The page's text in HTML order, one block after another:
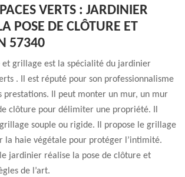
VERTS : JARDINIER
POSE DE CLÔTURE ET
57340
et grillage est la spécialité du jardinier
. Il est réputé pour son professionnalisme
prestations. Il peut monter un mur, un mur
clôture pour délimiter une propriété. Il
souple ou rigide. Il propose le grillage
la haie végétale pour protéger l’intimité.
le jardinier réalise la pose de clôture et
de l’art.